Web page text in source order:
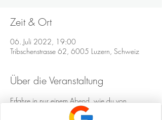
Zeit & Ort
06. Juli 2022, 19:00
Tribschenstrasse 62, 6005 Luzern, Schweiz
Über die Veranstaltung
Erfahre in nur einem Abend, wie du von
natürlichen Hygieneprodukten profitieren kannst.